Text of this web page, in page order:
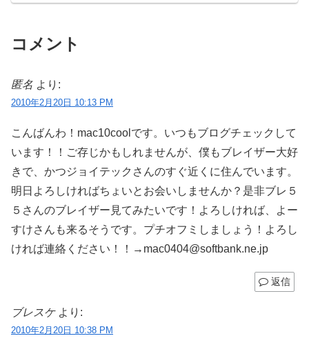
コメント
匿名 より:
2010年2月20日 10:13 PM
こんばんわ！mac10coolです。いつもブログチェックして
います！！ご存じかもしれませんが、僕もブレイザー大好
きで、かつジョイテックさんのすぐ近くに住んでいます。
明日よろしければちょいとお会いしませんか？是非ブレ５
５さんのブレイザー見てみたいです！よろしければ、よー
すけさんも来るそうです。プチオフミしましょう！よろし
ければ連絡ください！！→mac0404@softbank.ne.jp
返信
ブレスケ より:
2010年2月20日 10:38 PM